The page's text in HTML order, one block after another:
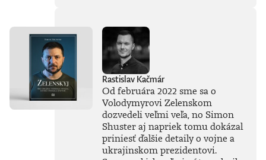
generatívnu AI
vníma len ako
najnovšiu kapitolu
v dlhom príbehu a
tvrdí, že sme stále
iba na začiatku
skutočného
Naznačuje, že
technológie, ktoré
ešte neboli ani
Rastislav Kačmár
Od februára 2022 sme sa o
Volodymyrovi Zelenskom
dozvedeli veľmi veľa, no Simon
Shuster aj napriek tomu dokázal
priniesť ďalšie detaily o vojne a
ukrajinskom prezidentovi.